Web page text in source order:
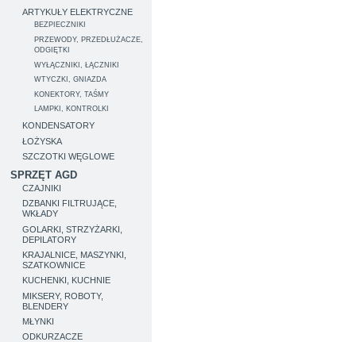
ARTYKUŁY ELEKTRYCZNE
BEZPIECZNIKI
PRZEWODY, PRZEDŁUŻACZE,
ODGIĘTKI
WYŁĄCZNIKI, ŁĄCZNIKI
WTYCZKI, GNIAZDA
KONEKTORY, TAŚMY
LAMPKI, KONTROLKI
KONDENSATORY
ŁOŻYSKA
SZCZOTKI WĘGLOWE
SPRZĘT AGD
CZAJNIKI
DZBANKI FILTRUJĄCE,
WKŁADY
GOLARKI, STRZYŻARKI,
DEPILATORY
KRAJALNICE, MASZYNKI,
SZATKOWNICE
KUCHENKI, KUCHNIE
MIKSERY, ROBOTY,
BLENDERY
MŁYNKI
ODKURZACZE